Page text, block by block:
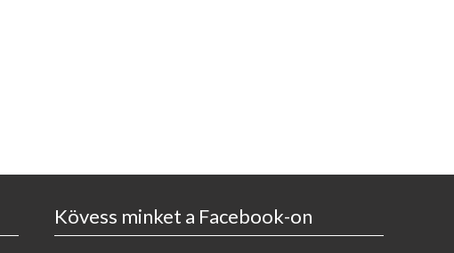
Kövess minket a Facebook-on